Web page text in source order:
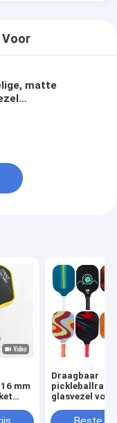
Voor
matte
mm
Draagbaar
glasvezel voor
modieus en